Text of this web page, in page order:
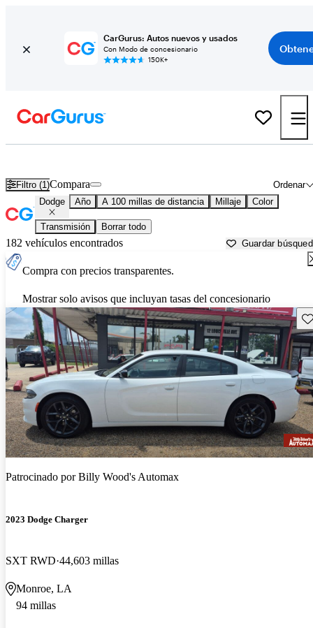
CarGurus: Autos nuevos y usados
Con Modo de concesionario
150K+
Filtro (1) Ordenar
Compara
Dodge Año A 100 millas de distancia Millaje Color
Transmisión Borrar todo
182 vehículos encontrados Guardar
Compra con precios transparentes.
Mostrar solo avisos que incluyan tasas del concesionario
Patrocinado porBilly Wood's Automax
2023 Dodge Charger
SXT RWD 44,603 millas
Monroe, LA
94 millas